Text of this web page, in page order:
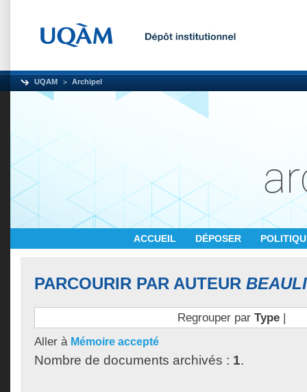
UQAM Archipel
ACCUEIL DÉPOSER
PARCOURIR PAR AUTEUR
Regrouper par Type|
Aller à Mémoire accepté
Nombre de documents archivés : 1.